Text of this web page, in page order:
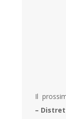
Il
–